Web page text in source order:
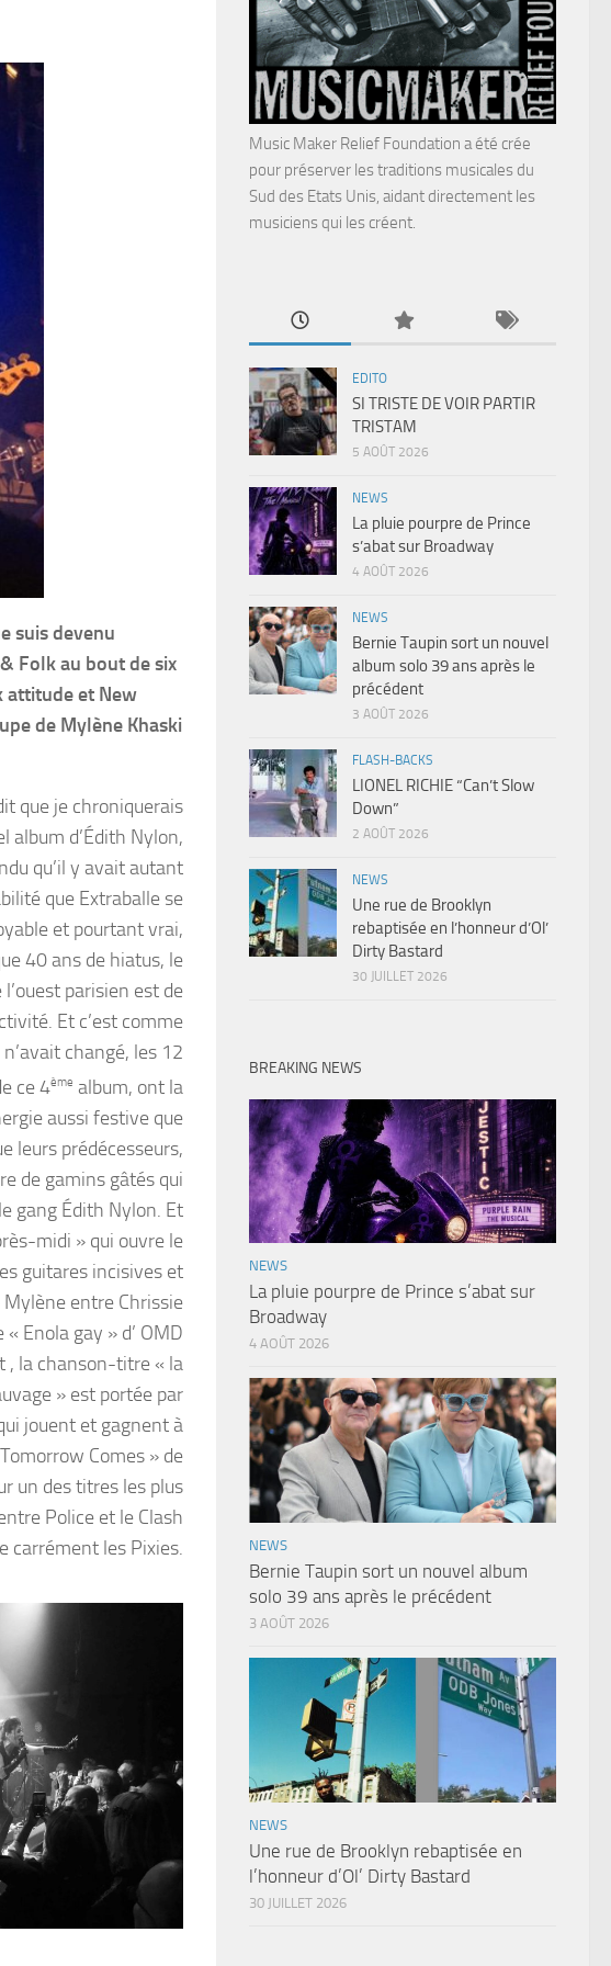
suis devenu
Folk au bout de six
attitude et New
de Mylène Khaski
que je chroniquerais
album d’Édith Nylon,
qu’il y avait autant
que Extraballe se
et pourtant vrai,
40 ans de hiatus, le
l’ouest parisien est de
Et c’est comme
changé, les 12
ce 4ème album, ont la
aussi festive que
leurs prédécesseurs,
de gamins gâtés qui
gang Édith Nylon. Et
midi » qui ouvre le
guitares incisives et
Mylène entre Chrissie
Enola gay » d’ OMD
, la chanson-titre « la
» est portée par
jouent et gagnent à
Comes » de
un des titres les plus
Police et le Clash
carrément les Pixies.
Music Maker Relief Foundation a été crée
pour préserver les traditions musicales du
Sud des Etats Unis, aidant directement les
musiciens qui les créent.
EDITO
SI TRISTE DE VOIR PARTIR
TRISTAM
5 AOÛT 2026
NEWS
La pluie pourpre de Prince
s’abat sur Broadway
4 AOÛT 2026
NEWS
Bernie Taupin sort un nouvel
album solo 39 ans après le
précédent
3 AOÛT 2026
FLASH-BACKS
LIONEL RICHIE “Can’t Slow
Down”
2 AOÛT 2026
NEWS
Une rue de Brooklyn
rebaptisée en l’honneur d’Ol’
Dirty Bastard
30 JUILLET 2026
BREAKING NEWS
NEWS
La pluie pourpre de Prince s’abat sur
Broadway
4 AOÛT 2026
NEWS
Bernie Taupin sort un nouvel album
solo 39 ans après le précédent
3 AOÛT 2026
NEWS
Une rue de Brooklyn rebaptisée en
l’honneur d’Ol’ Dirty Bastard
30 JUILLET 2026